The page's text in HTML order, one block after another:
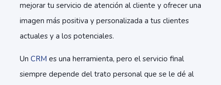
mejorar tu servicio de atención al cliente y ofrecer una
imagen más positiva y personalizada a tus clientes
actuales y a los potenciales.
Un CRM es una herramienta, pero el servicio final
siempre depende del trato personal que se le dé al